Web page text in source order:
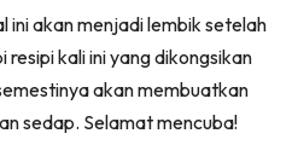
ini akan menjadi lembik setelah
kali ini yang dikongsikan
akan membuatkan
sedap. Selamat mencuba!